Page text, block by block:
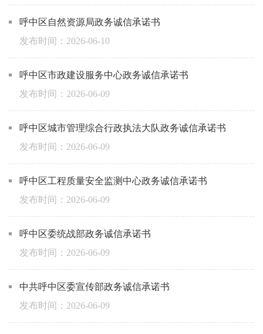
呼中区自然资源局政务诚信承诺书
2026-06-10
呼中区市政建设服务中心政务诚信承诺书
2026-06-09
呼中区城市管理综合行政执法大队政务诚信承诺书
2026-06-09
呼中区工程质量安全监测中心政务诚信承诺书
2026-06-09
呼中区委统战部政务诚信承诺书
2026-06-09
中共呼中区委宣传部政务诚信承诺书
2026-06-09